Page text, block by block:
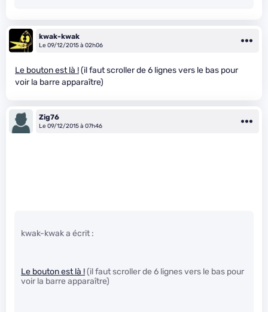
kwak-kwak
Le 09/12/2015 à 02h06
Le bouton est là !(il faut scroller de 6 lignes vers le bas pour
voir la barre apparaître)
Zig76
Le 09/12/2015 à 07h46
kwak-kwak a écrit :
Le bouton est là !(il faut scroller de 6 lignes vers le bas pour
voir la barre apparaître)